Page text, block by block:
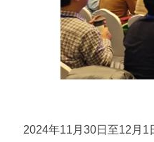
2024年11月30日至12月1日